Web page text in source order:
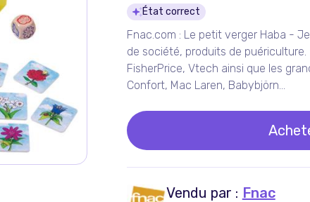
Détails du
État correct
Fnac.com : Le petit verger Haba -
de société, produits de
FisherPrice, Vtech ainsi que les
Confort, Mac Laren, Babybjörn...
Vendu par : Fnac